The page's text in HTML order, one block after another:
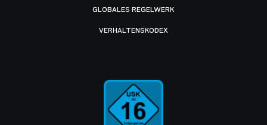
GLOBALES REGELWERK
VERHALTENSKODEX